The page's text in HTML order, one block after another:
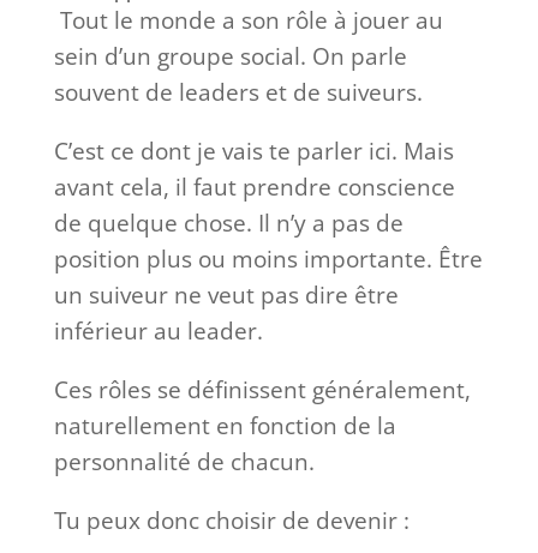
Tout le monde a son rôle à jouer au
sein d’un groupe social. On parle
souvent de leaders et de suiveurs.
C’est ce dont je vais te parler ici. Mais
avant cela, il faut prendre conscience
de quelque chose. Il n’y a pas de
position plus ou moins importante. Être
un suiveur ne veut pas dire être
inférieur au leader.
Ces rôles se définissent généralement,
naturellement en fonction de la
personnalité de chacun.
Tu peux donc choisir de devenir :